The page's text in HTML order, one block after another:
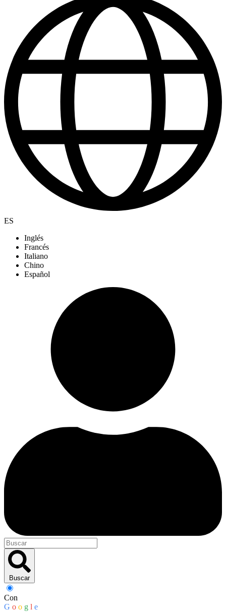
ES
Inglés
Francés
Italiano
Chino
Español
Buscar
Con
G o o g l e